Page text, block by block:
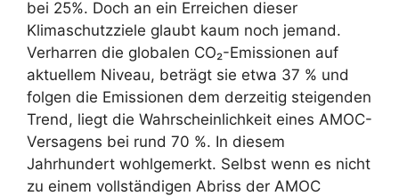
bei 25%. Doch an ein Erreichen dieser
Klimaschutzziele glaubt kaum noch jemand.
Verharren die globalen CO₂-Emissionen auf
aktuellem Niveau, beträgt sie etwa 37 % und
folgen die Emissionen dem derzeitig steigenden
Trend, liegt die Wahrscheinlichkeit eines AMOC-
Versagens bei rund 70 %. In diesem
Jahrhundert wohlgemerkt. Selbst wenn es nicht
zu einem vollständigen Abriss der AMOC